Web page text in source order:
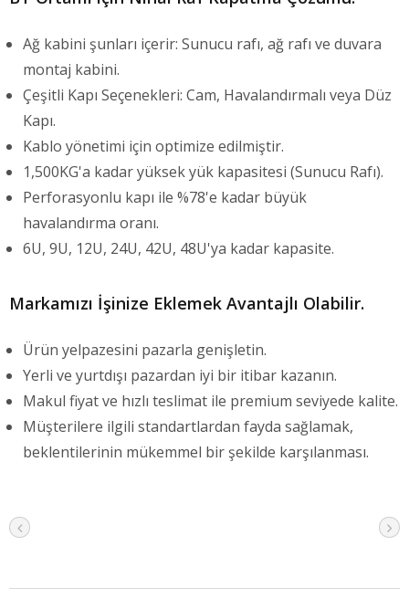
Ağ kabini şunları içerir: Sunucu rafı, ağ rafı ve duvara
montaj kabini.
Çeşitli Kapı Seçenekleri: Cam, Havalandırmalı veya Düz
Kapı.
Kablo yönetimi için optimize edilmiştir.
1,500KG'a kadar yüksek yük kapasitesi (Sunucu Rafı).
Perforasyonlu kapı ile %78'e kadar büyük
havalandırma oranı.
6U, 9U, 12U, 24U, 42U, 48U'ya kadar kapasite.
Markamızı İşinize Eklemek Avantajlı Olabilir.
Ürün yelpazesini pazarla genişletin.
Yerli ve yurtdışı pazardan iyi bir itibar kazanın.
Makul fiyat ve hızlı teslimat ile premium seviyede kalite.
Müşterilere ilgili standartlardan fayda sağlamak,
beklentilerinin mükemmel bir şekilde karşılanması.